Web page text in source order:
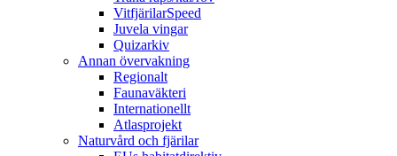
VitfjärilarSpeed
Juvela vingar
Quizarkiv
Annan övervakning
Regionalt
Faunaväkteri
Internationellt
Atlasprojekt
Naturvård och fjärilar